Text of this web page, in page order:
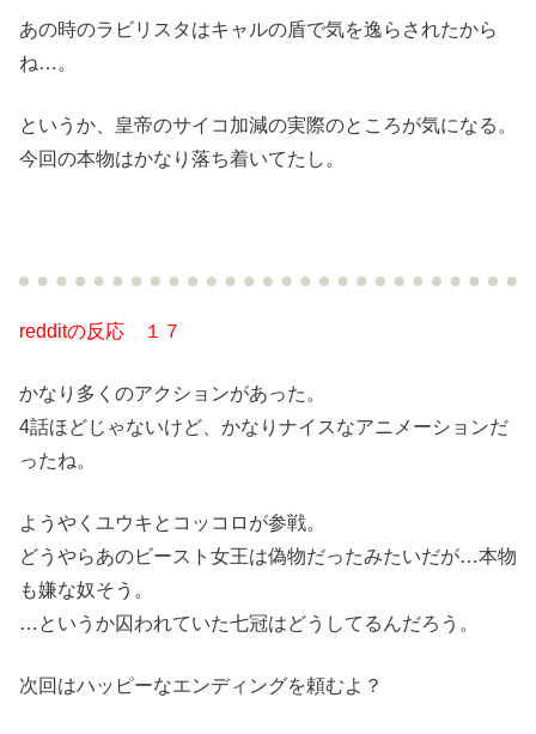
あの時のラビリスタはキャルの盾で気を逸らされたから
ね…。
というか、皇帝のサイコ加減の実際のところが気になる。
今回の本物はかなり落ち着いてたし。
redditの反応 １７
かなり多くのアクションがあった。
4話ほどじゃないけど、かなりナイスなアニメーションだ
ったね。
ようやくユウキとコッコロが参戦。
どうやらあのビースト女王は偽物だったみたいだが…本物
も嫌な奴そう。
…というか囚われていた七冠はどうしてるんだろう。
次回はハッピーなエンディングを頼むよ？